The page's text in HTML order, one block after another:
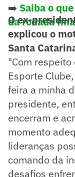
➡️ Saiba o
da rodada
O ex-
explicou o
Santa
"Com respeito
Esporte
feira a minha
presidente,
encerram e
momento
lideranças
comando da
desafios